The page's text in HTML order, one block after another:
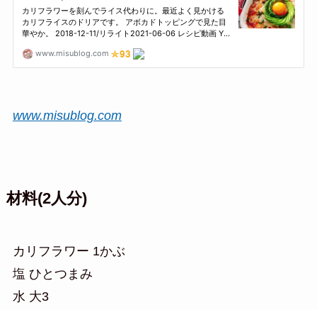
www.misublog.com
材料(2人分)
カリフラワー 1かぶ
塩 ひとつまみ
水 大3